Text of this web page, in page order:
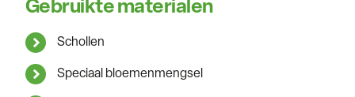
Gebruikte materialen
Schollen
Speciaal bloemenmengsel